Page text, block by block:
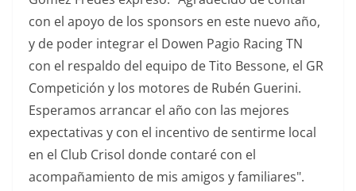
con el apoyo de los sponsors en este nuevo año,
y de poder integrar el Dowen Pagio Racing TN
con el respaldo del equipo de Tito Bessone, el GR
Competición y los motores de Rubén Guerini.
Esperamos arrancar el año con las mejores
expectativas y con el incentivo de sentirme local
en el Club Crisol donde contaré con el
acompañamiento de mis amigos y familiares".